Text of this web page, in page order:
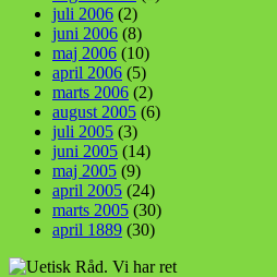
juli 2006 (2)
juni 2006 (8)
maj 2006 (10)
april 2006 (5)
marts 2006 (2)
august 2005 (6)
juli 2005 (3)
juni 2005 (14)
maj 2005 (9)
april 2005 (24)
marts 2005 (30)
april 1889 (30)